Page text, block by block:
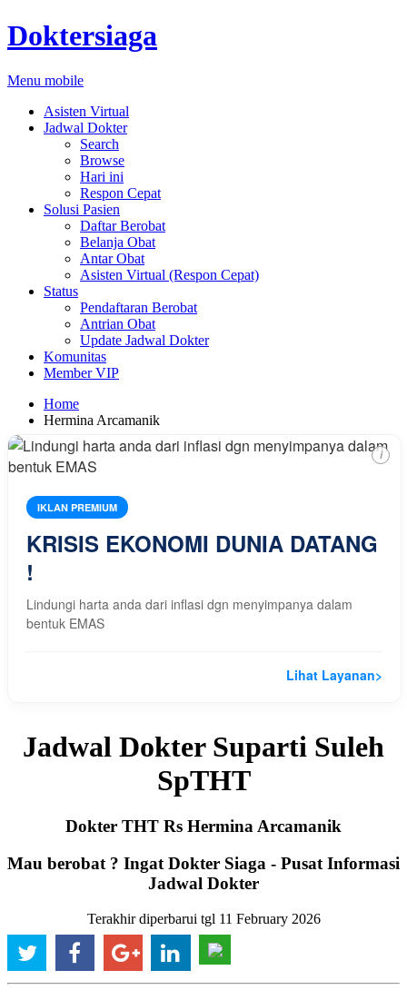
Doktersiaga
Menu mobile
Asisten Virtual
Jadwal Dokter
Search
Browse
Hari ini
Respon Cepat
Solusi Pasien
Daftar Berobat
Belanja Obat
Antar Obat
Asisten Virtual (Respon Cepat)
Status
Pendaftaran Berobat
Antrian Obat
Update Jadwal Dokter
Komunitas
Member VIP
Home
Hermina Arcamanik
IKLAN PREMIUM
KRISIS EKONOMI DUNIA DATANG
!
Lindungi harta anda dari inflasi dgn menyimpanya dalam
bentuk EMAS
Lihat Layanan>
i
Jadwal Dokter Suparti Suleh
SpTHT
Dokter THT Rs Hermina Arcamanik
Mau berobat ? Ingat Dokter Siaga - Pusat Informasi
Jadwal Dokter
Terakhir diperbarui tgl 11 February 2026